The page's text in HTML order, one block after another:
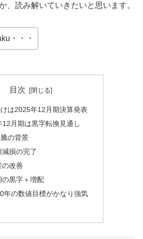
、読み解いていきたいと思います。
・・・
目次
は2025年12月期決算発表
12月期は黒字転換見通し
の背景
減損の完了
の改善
の黒字＋増配
年の数値目標がかなり強気